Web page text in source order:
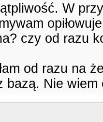
W
czy od razu
od razu na
bazą. Nie